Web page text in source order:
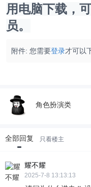
用电脑下载，
员。
附件: 您需要登录才可以
角色扮演类
全部回复 只看楼主
耀不耀
2025-7-8 13:13:13